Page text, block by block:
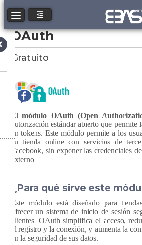
Toggle navigation
OAuth
Gratuito
Elmódulo OAuth (Open
autorización estándar abierto que permite
en tokens. Este módulo permite a los
su tienda online con servicios de
Facebook, sin exponer las credenciales
externo.
¿Para qué sirve este
Este módulo está diseñado para
ofrecer un sistema de inicio de sesión
clientes. OAuth simplifica el acceso,
el registro y la conexión, y aumenta la
en la seguridad de sus datos.